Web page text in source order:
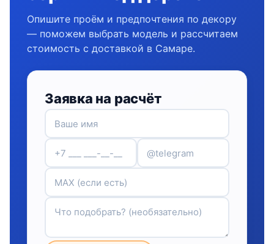
Опишите проём и предпочтения по декору
— поможем выбрать модель и рассчитаем
стоимость с доставкой в Самаре.
Заявка на расчёт